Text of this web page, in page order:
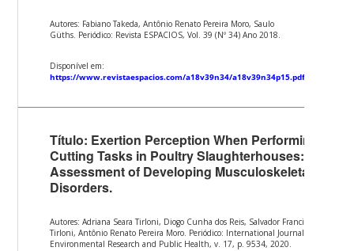
Autores: Fabiano Takeda, Antônio Renato Pereira Moro, Saulo
Güths. Periódico: Revista ESPACIOS, Vol. 39 (Nº 34) Ano 2018.
Disponível em:
https://www.revistaespacios.com/a18v39n34/a18v39n34p15.pdf
Título: Exertion Perception When Performing
Cutting Tasks in Poultry Slaughterhouses: Risk
Assessment of Developing Musculoskeletal
Disorders.
Autores: Adriana Seara Tirloni, Diogo Cunha dos Reis, Salvador Francisco
Tirloni, Antônio Renato Pereira Moro. Periódico: International Journal of
Environmental Research and Public Health, v. 17, p. 9534, 2020.